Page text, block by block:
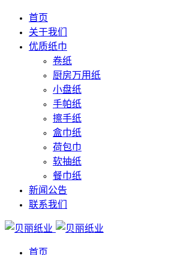
首页
关于我们
优质纸巾
卷纸
厨房万用纸
小盘纸
手帕纸
擦手纸
盒巾纸
荷包巾
软抽纸
餐巾纸
新闻公告
联系我们